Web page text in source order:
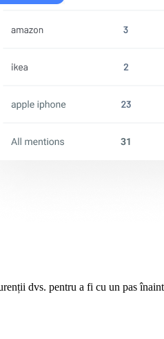
dvs. pentru a fi cu un pas